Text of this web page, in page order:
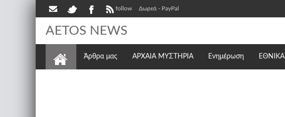
follow Δωρεά - PayPal
AETOS NEWS
Άρθρα μας ΑΡΧΑΙΑ ΜΥΣΤΗΡΙΑ Ενημέρωση ΕΘΝΙΚΆ